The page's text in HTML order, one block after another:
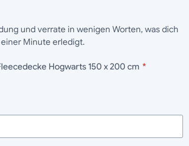
und verrate in wenigen Worten, was dich
Minute erledigt.
Harry Potter Fleecedecke Hogwarts 150 x 200 cm *